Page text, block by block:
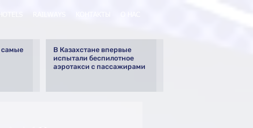
самые
В Казахстане впервые
испытали беспилотное
аэротакси с пассажирами